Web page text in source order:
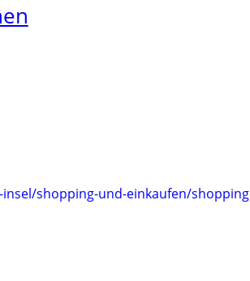
shopping-und-einkaufen/shopping